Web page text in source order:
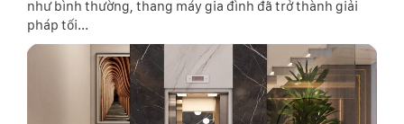
như bình thường, thang máy gia đình đã trở thành giải
pháp tối...